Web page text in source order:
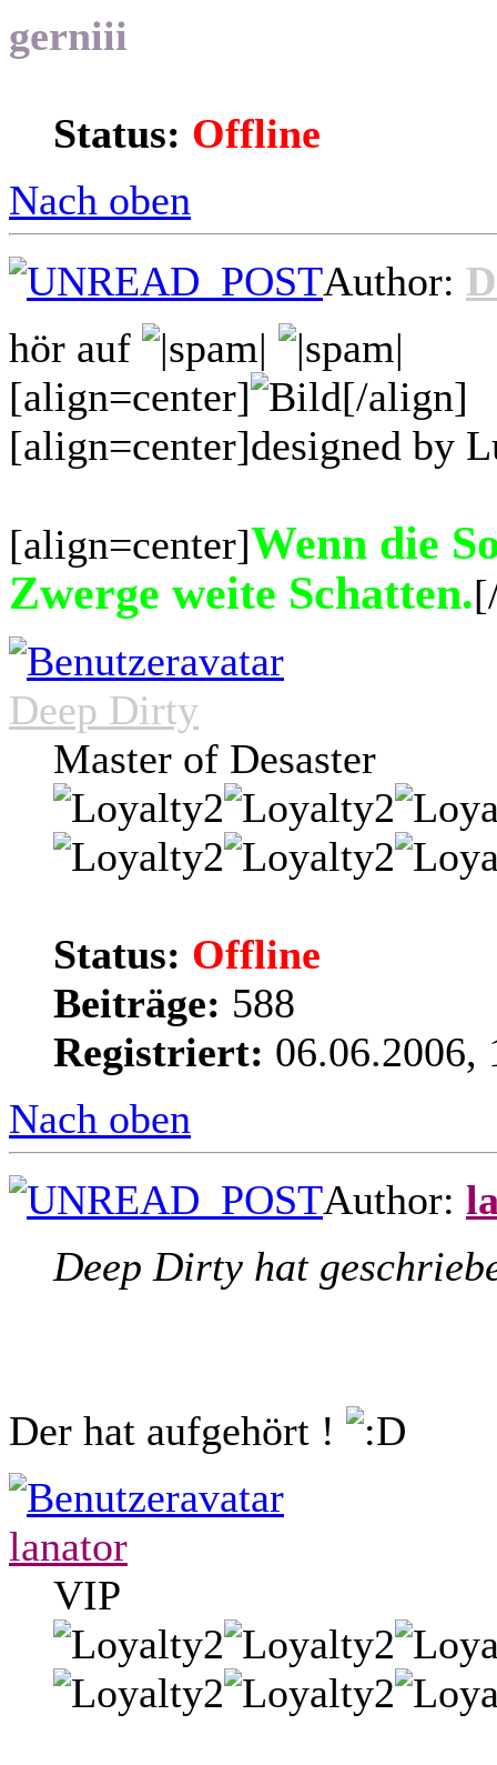
gerniii
Status: Offline
Nach oben
Author:
hör auf
[align=center]
[/align]
[align=center]designed by
[align=center]Wenn die
Zwerge weite Schatten.
Deep Dirty
Master of Desaster
Status: Offline
Beiträge: 588
Registriert: 06.06.2006,
Nach oben
Author:
Deep Dirty hat
Der hat aufgehört !
lanator
VIP